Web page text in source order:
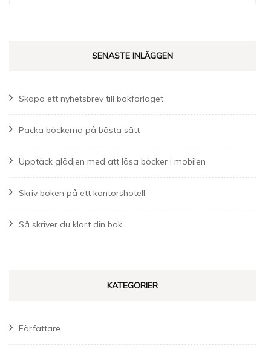
SENASTE INLÄGGEN
Skapa ett nyhetsbrev till bokförlaget
Packa böckerna på bästa sätt
Upptäck glädjen med att läsa böcker i mobilen
Skriv boken på ett kontorshotell
Så skriver du klart din bok
KATEGORIER
Författare